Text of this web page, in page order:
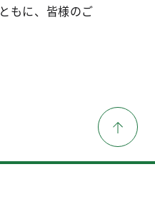
もに、皆様のご